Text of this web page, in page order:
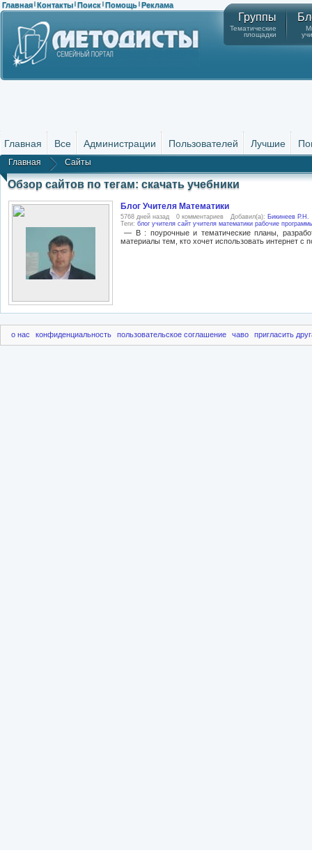
Главная | Контакты | Поиск | Помощь | Реклама
Группы
Тематические
площадки
Главная Все Администрации Пользователей Лучшие
Главная Сайты
Обзор сайтов по тегам: скачать учебники
Блог Учителя Математики
5768 дней назад 0 комментариев Добавил(а): Бикинеев Р.Н.
Теги: блог учителя сайт учителя математики рабочие
— В : поурочные и тематические планы,
материалы тем, кто хочет использовать интернет с
о нас конфиденциальность пользовательское соглашение чаво пригласить